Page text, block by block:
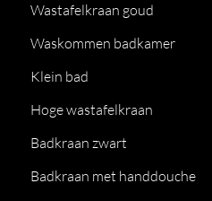
Wastafelkraan goud
Waskommen badkamer
Klein bad
Hoge wastafelkraan
Badkraan zwart
Badkraan met handdouche